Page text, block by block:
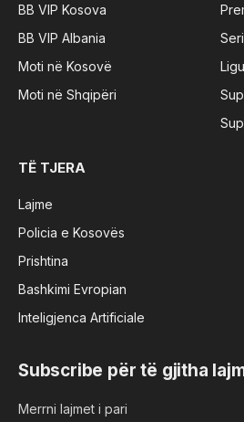
BB VIP Kosova
BB VIP Albania
Moti në Kosovë
Moti në Shqipëri
TË TJERA
Lajme
Policia e Kosovës
Prishtina
Bashkimi Evropian
Inteligjenca Artificiale
Subscribe për të gjitha
Merrni lajmet i pari